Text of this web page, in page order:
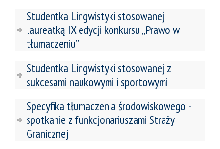
Studentka Lingwistyki stosowanej
laureatką IX edycji konkursu „Prawo w
tłumaczeniu”
Studentka Lingwistyki stosowanej z
sukcesami naukowymi i sportowymi
Specyfika tłumaczenia środowiskowego -
spotkanie z funkcjonariuszami Straży
Granicznej